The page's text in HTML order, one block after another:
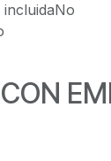
incluidaNo